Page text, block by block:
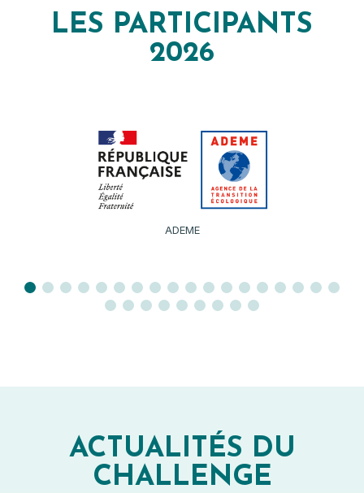
LES PARTICIPANTS
2026
AFP97 – ANTILLES FORMATION PREVENTION 97
ACTUALITÉS DU
CHALLENGE